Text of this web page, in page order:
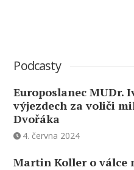
Podcasty
Europoslanec MUDr.
výjezdech za voliči
Dvořáka
4. června 2024
Martin Koller o válce